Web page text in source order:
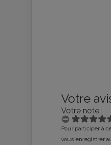
Votre
Votre note :
Pour participer à
vous enregistrer